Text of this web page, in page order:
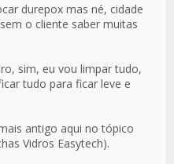
durepox mas né, cidade
o cliente saber muitas
sim, eu vou limpar tudo,
tudo para ficar leve e
antigo aqui no tópico
Vidros Easytech).